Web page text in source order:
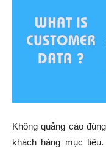
Không quảng cáo
khách hàng mục